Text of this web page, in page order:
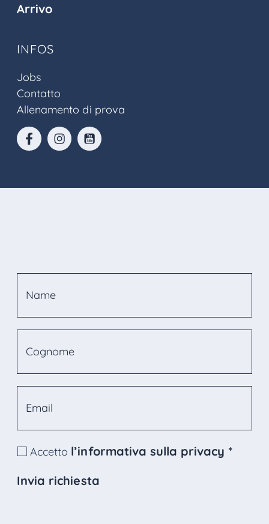
Arrivo
INFOS
Jobs
Contatto
Allenamento di prova
Accetto l’informativa sulla privacy *
Invia richiesta